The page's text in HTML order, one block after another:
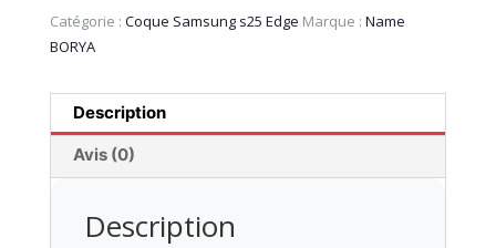
Catégorie : Coque Samsung s25 Edge Marque : Name
BORYA
Description
Avis (0)
Description